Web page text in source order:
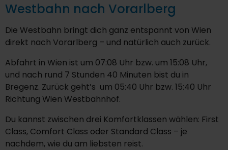
Westbahn nach Vorarlberg
Die Westbahn bringt dich ganz entspannt von Wien
direkt nach Vorarlberg – und natürlich auch zurück.
Abfahrt in Wien ist um 07:08 Uhr bzw. um 15:08 Uhr,
und nach rund 7 Stunden 40 Minuten bist du in
Bregenz. Zurück geht’s um 05:40 Uhr bzw. 15:40 Uhr
Richtung Wien Westbahnhof.
Du kannst zwischen drei Komfortklassen wählen: First
Class, Comfort Class oder Standard Class – je
nachdem, wie du am liebsten reist.